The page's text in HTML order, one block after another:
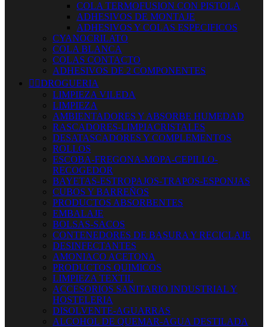
COLA TERMOFUSION CON PISTOLA
ADHESIVOS DE MONTAJE
ADHESIVOS Y COLAS ESPECIFICOS
CYANOCRILATO
COLA BLANCA
COLAS CONTACTO
ADHESIVOS DE 2 COMPONENTES
 DROGUERIA
LIMPIEZA VILEDA
LIMPIEZA
AMBIENTADORES Y ABSORBE HUMEDAD
RASCADORES-LIMPIACRISTALES
DESATASCADORES Y COMPLEMENTOS
ROLLOS
ESCOBA-FREGONA-MOPA-CEPILLO-
RECOGEDOR
BAYETAS-ESTROPAJOS-TRAPOS-ESPONJAS
CUBOS Y BARREÑOS
PRODUCTOS ABSORBENTES
EMBALAJE
BOLSAS-SACOS
CONTENEDORES DE BASURA Y RECICLAJE
DESINFECTANTES
AMONIACO ACETONA
PRODUCTOS QUIMICOS
LIMPIEZA TEXTIL
ACCESORIOS SANITARIO INDUSTRIAL Y
HOSTELERIA
DISOLVENTE-AGUARRAS
ALCOHOL DE QUEMAR-AGUA DESTILADA